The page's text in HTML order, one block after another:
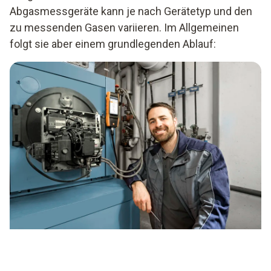
Abgasmessgeräte kann je nach Gerätetyp und den
zu messenden Gasen variieren. Im Allgemeinen
folgt sie aber einem grundlegenden Ablauf: